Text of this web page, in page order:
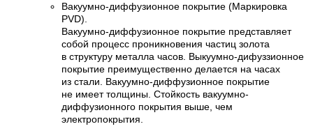
Вакуумно-диффузионное покрытие (Маркировка
PVD).
Вакуумно-диффузионное покрытие представляет
собой процесс проникновения частиц золота
в структуру металла часов. Выкуумно-дифуззионное
покрытие преимущественно делается на часах
из стали. Вакуумно-диффузионное покрытие
не имеет толщины. Стойкость вакуумно-
диффузионного покрытия выше, чем
электропокрытия.